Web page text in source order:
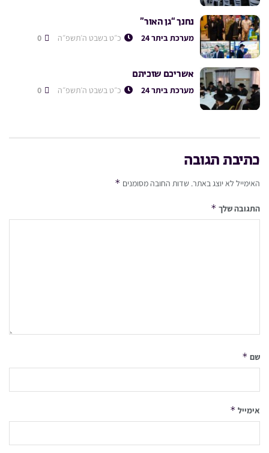
נחנך “גן האור”
מערכת ביתר 24 כ״ט בשבט ה׳תשפ״ה
אשריכם שזכיתם
מערכת ביתר 24 כ״ט בשבט ה׳תשפ״ה
כתיבת תגובה
האימייל לא יוצג באתר. שדות החובה מסומנים *
התגובה שלך *
שם *
אימייל *